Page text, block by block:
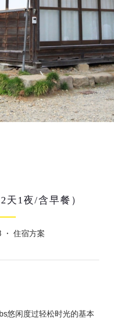
天1夜/含早餐）
・ 住宿方案
悠闲度过轻松时光的基本